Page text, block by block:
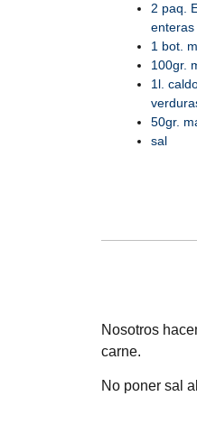
2 paq.
enteras
1 bot.
100gr.
1l.
50gr.
sal
Nosotros
carne.
No poner sal